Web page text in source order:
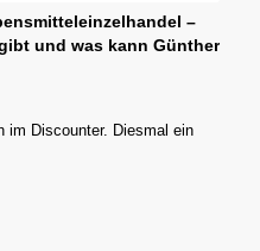
–
und was kann Günther
im Discounter. Diesmal ein